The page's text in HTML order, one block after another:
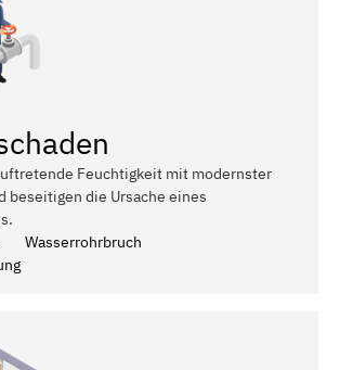
Feuchtigkeit mit modernster
beseitigen die Ursache eines
Wasserrohrbruch